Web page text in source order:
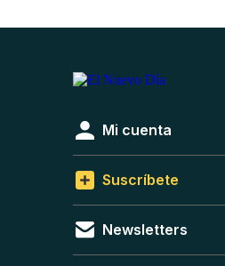
Mi cuenta
Suscríbete
Newsletters